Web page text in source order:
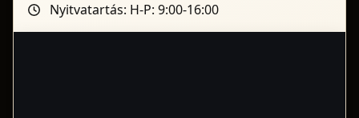
Nyitvatartás: H-P: 9:00-16:00